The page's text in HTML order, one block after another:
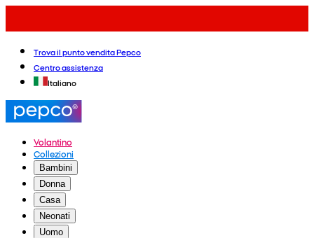
Trova il punto vendita Pepco
Centro assistenza
Italiano
Volantino
Collezioni
Bambini
Donna
Casa
Neonati
Uomo